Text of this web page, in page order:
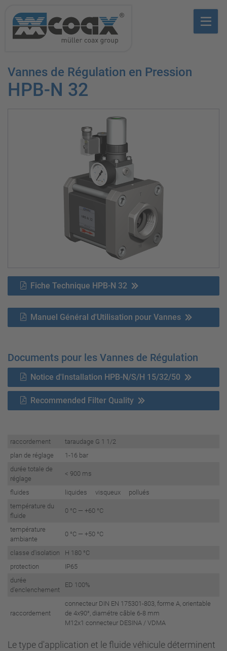
Vannes de Régulation en Pression
HPB-N 32
Fiche Technique HPB-N 32
Manuel Général d'Utilisation pour Vannes
Documents pour les Vannes de Régulation
Notice d'Installation HPB-N/S/H 15/32/50
Recommended Filter Quality
raccordement
taraudage G 1 1/2
plan de réglage
1-16 bar
durée totale de
réglage
< 900 ms
fluides
liquides visqueux pollués
température du
fluide
0 °C — +60 °C
température
ambiante
0 °C — +50 °C
classe d'isolation
H 180 °C
protection
IP65
durée
d'enclenchement
ED 100%
raccordement
connecteur DIN EN 175301-803, forme A, orientable
de 4x90°, diamétre câble 6-8 mm
M12x1 connecteur DESINA / VDMA
Le type d'application et le fluide véhicule déterminent